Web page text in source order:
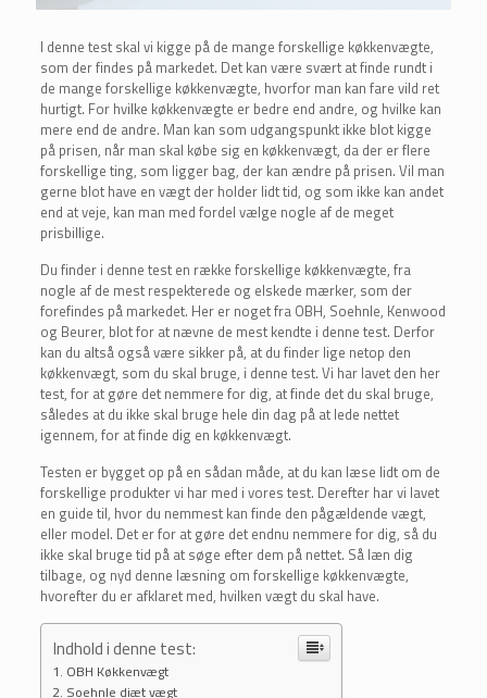
I denne test skal vi kigge på de mange forskellige køkkenvægte,
som der findes på markedet. Det kan være svært at finde rundt i
de mange forskellige køkkenvægte, hvorfor man kan fare vild ret
hurtigt. For hvilke køkkenvægte er bedre end andre, og hvilke kan
mere end de andre. Man kan som udgangspunkt ikke blot kigge
på prisen, når man skal købe sig en køkkenvægt, da der er flere
forskellige ting, som ligger bag, der kan ændre på prisen. Vil man
gerne blot have en vægt der holder lidt tid, og som ikke kan andet
end at veje, kan man med fordel vælge nogle af de meget
prisbillige.
Du finder i denne test en række forskellige køkkenvægte, fra
nogle af de mest respekterede og elskede mærker, som der
forefindes på markedet. Her er noget fra OBH, Soehnle, Kenwood
og Beurer, blot for at nævne de mest kendte i denne test. Derfor
kan du altså også være sikker på, at du finder lige netop den
køkkenvægt, som du skal bruge, i denne test. Vi har lavet den her
test, for at gøre det nemmere for dig, at finde det du skal bruge,
således at du ikke skal bruge hele din dag på at lede nettet
igennem, for at finde dig en køkkenvægt.
Testen er bygget op på en sådan måde, at du kan læse lidt om de
forskellige produkter vi har med i vores test. Derefter har vi lavet
en guide til, hvor du nemmest kan finde den pågældende vægt,
eller model. Det er for at gøre det endnu nemmere for dig, så du
ikke skal bruge tid på at søge efter dem på nettet. Så læn dig
tilbage, og nyd denne læsning om forskellige køkkenvægte,
hvorefter du er afklaret med, hvilken vægt du skal have.
Indhold i denne test:
OBH Køkkenvægt
Soehnle diæt vægt